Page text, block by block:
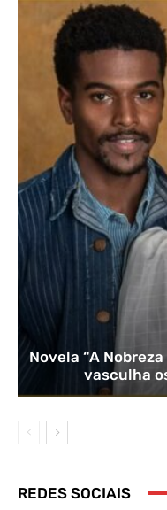
Novela “A
vasculha
REDES SOCIAIS